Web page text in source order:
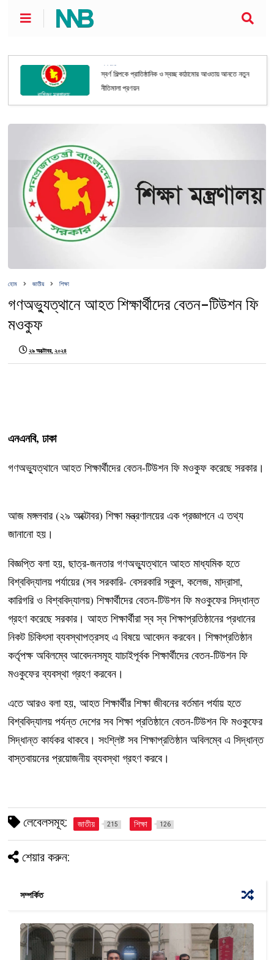
স্বর্ণ শিল্পকে প্রাতিষ্ঠানিক ও স্বচ্ছ কাঠামোর আওতায় আনতে নতুন
নীতিমালা প্রণয়ন
হোম জাতীয় শিক্ষা
গণঅভ্যুত্থানে আহত শিক্ষার্থীদের বেতন-টিউশন ফি
মওকুফ
২৯ অক্টোবর, ২০২৪
এনএনবি, ঢাকা
গণঅভ্যুত্থানে আহত শিক্ষার্থীদের বেতন-টিউশন ফি মওকুফ করেছে সরকার।
আজ মঙ্গলবার (২৯ অক্টোবর) শিক্ষা মন্ত্রণালয়ের এক প্রজ্ঞাপনে এ তথ্য
জানানো হয়।
বিজ্ঞপ্তি বলা হয়, ছাত্র-জনতার গণঅভ্যুত্থানে আহত মাধ্যমিক হতে
বিশ্ববিদ্যালয় পর্যায়ের (সব সরকারি- বেসরকারি স্কুল, কলেজ, মাদ্রাসা,
কারিগরি ও বিশ্ববিদ্যালয়) শিক্ষার্থীদের বেতন-টিউশন ফি মওকুফের সিদ্ধান্ত
গ্রহণ করেছে সরকার। আহত শিক্ষার্থীরা স্ব স্ব শিক্ষাপ্রতিষ্ঠানের প্রধানের
নিকট চিকিৎসা ব্যবস্থাপত্রসহ এ বিষয়ে আবেদন করবেন। শিক্ষাপ্রতিষ্ঠান
কর্তৃপক্ষ অবিলম্বে আবেদনসমূহ যাচাইপূর্বক শিক্ষার্থীদের বেতন-টিউশন ফি
মওকুফের ব্যবস্থা গ্রহণ করবেন।
এতে আরও বলা হয়, আহত শিক্ষার্থীর শিক্ষা জীবনের বর্তমান পর্যায় হতে
বিশ্ববিদ্যালয় পর্যন্ত দেশের সব শিক্ষা প্রতিষ্ঠানে বেতন-টিউশন ফি মওকুফের
সিদ্ধান্ত কার্যকর থাকবে। সংশ্লিষ্ট সব শিক্ষাপ্রতিষ্ঠান অবিলম্বে এ সিদ্ধান্ত
বাস্তবায়নের প্রয়োজনীয় ব্যবস্থা গ্রহণ করবে।
লেবেলসমূহ: জাতীয় 215 শিক্ষা 126
শেয়ার করুন:
সম্পর্কিত